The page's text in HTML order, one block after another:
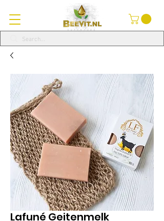
Lafuné Geitenmelk